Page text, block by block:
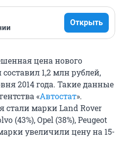
Открыть
цена нового
1,2 млн рублей,
2014 года. Такие данные
«Автостат».
марки Land Rover
(43%), Opel (38%), Peugeot
увеличили цену на 15-